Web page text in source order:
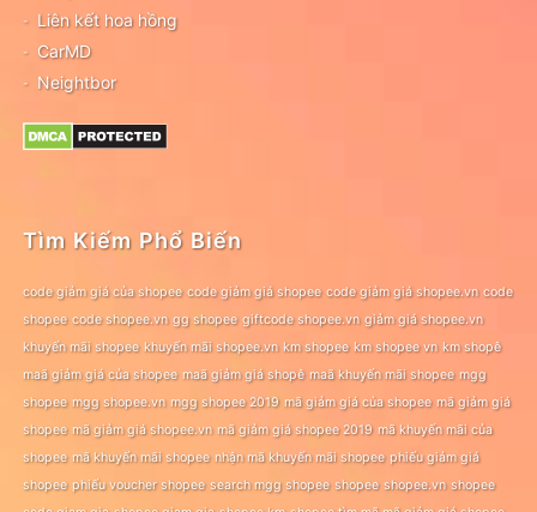
Liên kết hoa hồng
CarMD
Neightbor
Tìm Kiếm Phổ Biến
code giảm giá của shopee code giảm giá shopee code giảm giá shopee.vn code
shopee code shopee.vn gg shopee giftcode shopee.vn giảm giá shopee.vn
khuyến mãi shopee khuyến mãi shopee.vn km shopee km shopee vn km shopê
maã giảm giá của shopee maã giảm giá shopê maã khuyến mãi shopee mgg
shopee mgg shopee.vn mgg shopee 2019 mã giảm giá của shopee mã giảm giá
shopee mã giảm giá shopee.vn mã giảm giá shopee 2019 mã khuyến mãi của
shopee mã khuyến mãi shopee nhận mã khuyến mãi shopee phiếu giảm giá
shopee phiếu voucher shopee search mgg shopee shopee shopee.vn shopee